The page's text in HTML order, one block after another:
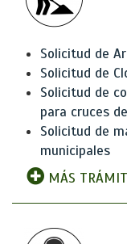
Solicitud de
Solicitud de
Solicitud de
para cruces
Solicitud de
municipales
MÁS